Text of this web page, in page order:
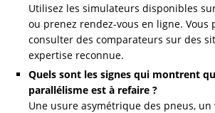
Utilisez les simulateurs disponibles
ou prenez rendez-vous en ligne. Vous
consulter des comparateurs sur des
expertise reconnue.
Quels sont les signes qui montrent
parallélisme est à refaire ?
Une usure asymétrique des pneus, un